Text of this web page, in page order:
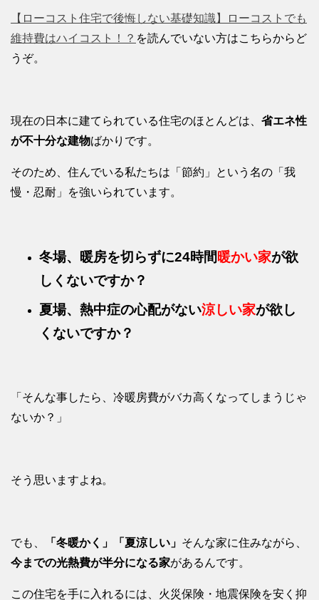
【ローコスト住宅で後悔しない基礎知識】ローコストでも
維持費はハイコスト！？ を読んでいない方はこちらからど
うぞ。
現在の日本に建てられている住宅のほとんどは、 省エネ性
が不十分な建物ばかりです。
そのため、住んでいる私たちは「節約」という名の「我
慢・忍耐」を強いられています。
冬場、暖房を切らずに24時間 暖かい家が欲
しくないですか？
夏場、熱中症の心配がない涼しい家が欲し
くないですか？
「そんな事したら、冷暖房費がバカ高くなってしまうじゃ
ないか？」
そう思いますよね。
でも、 「冬暖かく」「夏涼しい」 そんな家に住みながら、
今までの光熱費が半分になる家があるんです。
この住宅を手に入れるには、火災保険・地震保険を安く抑